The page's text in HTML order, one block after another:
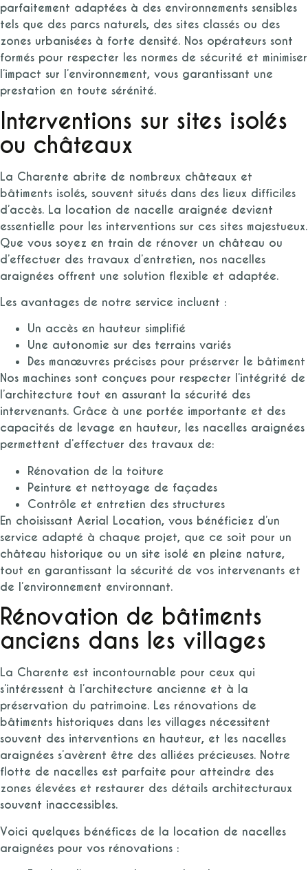
parfaitement adaptées à des environnements sensibles
tels que des parcs naturels, des sites classés ou des
zones urbanisées à forte densité. Nos opérateurs sont
formés pour respecter les normes de sécurité et minimiser
l’impact sur l’environnement, vous garantissant une
prestation en toute sérénité.
Interventions sur sites isolés
ou châteaux
La Charente abrite de nombreux châteaux et
bâtiments isolés, souvent situés dans des lieux difficiles
d’accès. La location de nacelle araignée devient
essentielle pour les interventions sur ces sites majestueux.
Que vous soyez en train de rénover un château ou
d’effectuer des travaux d’entretien, nos nacelles
araignées offrent une solution flexible et adaptée.
Les avantages de notre service incluent :
Un accès en hauteur simplifié
Une autonomie sur des terrains variés
Des manœuvres précises pour préserver le bâtiment
Nos machines sont conçues pour respecter l’intégrité de
l’architecture tout en assurant la sécurité des
intervenants. Grâce à une portée importante et des
capacités de levage en hauteur, les nacelles araignées
permettent d’effectuer des travaux de:
Rénovation de la toiture
Peinture et nettoyage de façades
Contrôle et entretien des structures
En choisissant Aerial Location, vous bénéficiez d’un
service adapté à chaque projet, que ce soit pour un
château historique ou un site isolé en pleine nature,
tout en garantissant la sécurité de vos intervenants et
de l’environnement environnant.
Rénovation de bâtiments
anciens dans les villages
La Charente est incontournable pour ceux qui
s’intéressent à l’architecture ancienne et à la
préservation du patrimoine. Les rénovations de
bâtiments historiques dans les villages nécessitent
souvent des interventions en hauteur, et les nacelles
araignées s’avèrent être des alliées précieuses. Notre
flotte de nacelles est parfaite pour atteindre des
zones élevées et restaurer des détails architecturaux
souvent inaccessibles.
Voici quelques bénéfices de la location de nacelles
araignées pour vos rénovations :